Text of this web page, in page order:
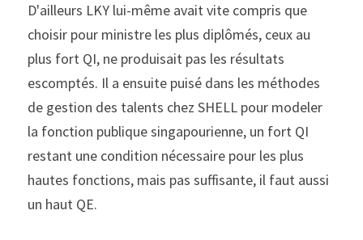
D'ailleurs LKY lui-même avait vite compris que
choisir pour ministre les plus diplômés, ceux au
plus fort QI, ne produisait pas les résultats
escomptés. Il a ensuite puisé dans les méthodes
de gestion des talents chez SHELL pour modeler
la fonction publique singapourienne, un fort QI
restant une condition nécessaire pour les plus
hautes fonctions, mais pas suffisante, il faut aussi
un haut QE.